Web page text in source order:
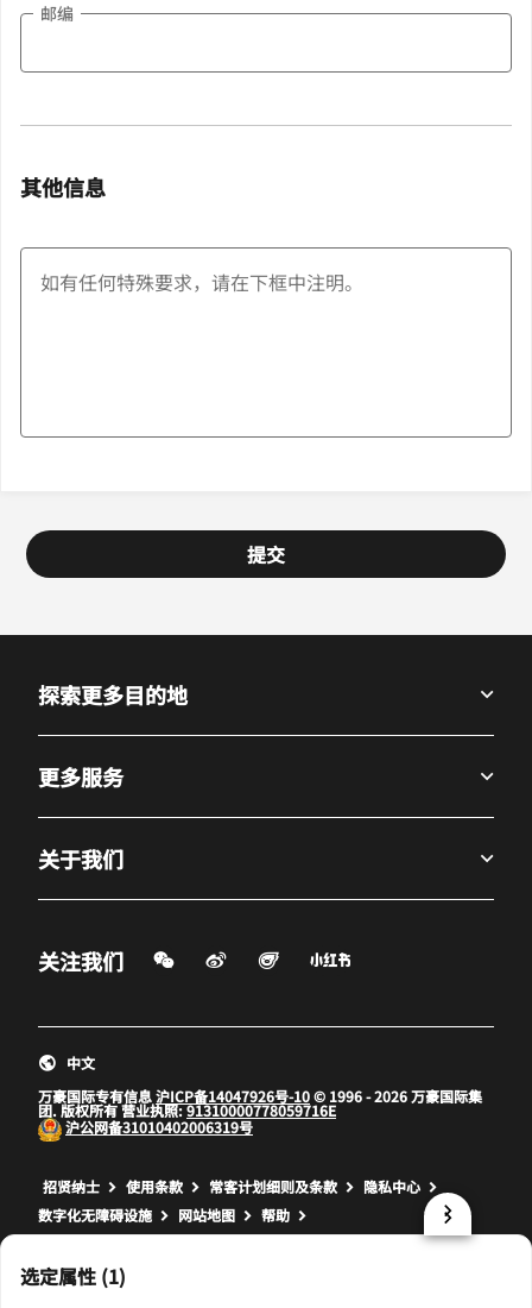
邮编
其他信息
提交
选定属性 (1)
探索更多目的地
更多服务
关于我们
关注我们 微信扫一扫
微博
打开新窗口
飞猪
打开新窗口打开新窗口
万豪国际专有信息沪ICP备14047926号-10© 1996 - 2026 万豪国际集
团. 版权所有 营业执照:91310000778059716E
沪公网备31010402006319号
中文
招贤纳士 打开新窗口
使用条款 打开新窗口
常客计划细则及条款 打开新窗口
隐私中心
数字化无障碍设施
网站地图 帮助
prod31,DA560039-7448-5BDC-BC54-F3DA5BC0F983,NA